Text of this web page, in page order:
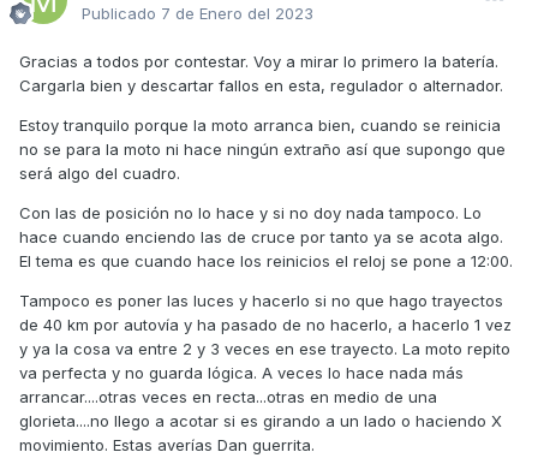
Publicado 7 de Enero del 2023
Gracias a todos por contestar. Voy a mirar lo primero la batería.
Cargarla bien y descartar fallos en esta, regulador o alternador.
Estoy tranquilo porque la moto arranca bien, cuando se reinicia
no se para la moto ni hace ningún extraño así que supongo que
será algo del cuadro.
Con las de posición no lo hace y si no doy nada tampoco. Lo
hace cuando enciendo las de cruce por tanto ya se acota algo.
El tema es que cuando hace los reinicios el reloj se pone a 12:00.
Tampoco es poner las luces y hacerlo si no que hago trayectos
de 40 km por autovía y ha pasado de no hacerlo, a hacerlo 1 vez
y ya la cosa va entre 2 y 3 veces en ese trayecto. La moto repito
va perfecta y no guarda lógica. A veces lo hace nada más
arrancar....otras veces en recta...otras en medio de una
glorieta....no llego a acotar si es girando a un lado o haciendo X
movimiento. Estas averías Dan guerrita.